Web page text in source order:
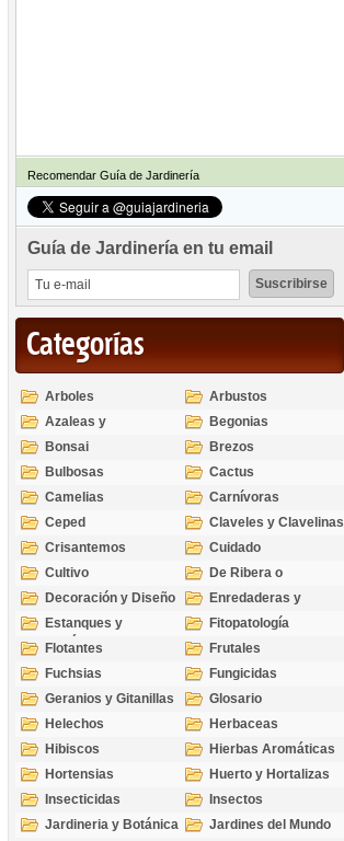
Recomendar Guía de Jardinería
Guía de Jardinería en tu email
Categorías
Arboles
Arbustos
Azaleas y
Rododendros
Begonias
Bonsai
Brezos
Bulbosas
Cactus
Camelias
Carnívoras
Ceped
Claveles y Clavelinas
Crisantemos
Cuidado
Cultivo
De Ribera o
Palustres
Decoración y Diseño
Enredaderas y
cubresuelos
Estanques y
Acuáticas
Fitopatología
Flotantes
Frutales
Fuchsias
Fungicidas
Geranios y Gitanillas
Glosario
Helechos
Herbaceas
Hibiscos
Hierbas Aromáticas
Hortensias
Huerto y Hortalizas
Insecticidas
Insectos
Jardineria y Botánica
Jardines del Mundo